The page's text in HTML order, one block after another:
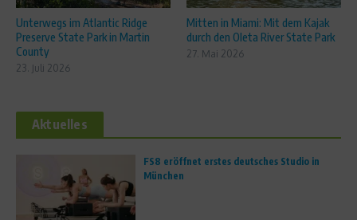
Unterwegs im Atlantic Ridge
Preserve State Park in Martin
County
23. Juli 2026
Mitten in Miami: Mit dem Kajak
durch den Oleta River State Park
27. Mai 2026
Aktuelles
FS8 eröffnet erstes deutsches Studio in
München